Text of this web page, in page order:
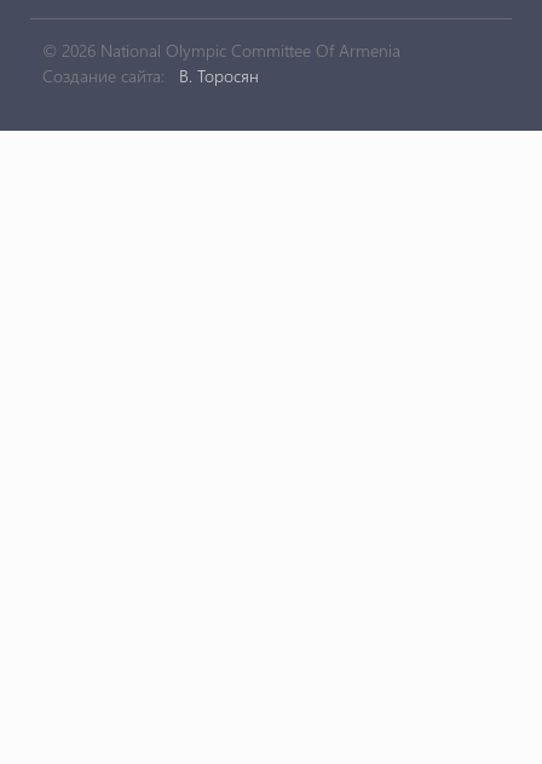
© 2026 National Olympic Committee Of Armenia
Создание сайта: В. Торосян